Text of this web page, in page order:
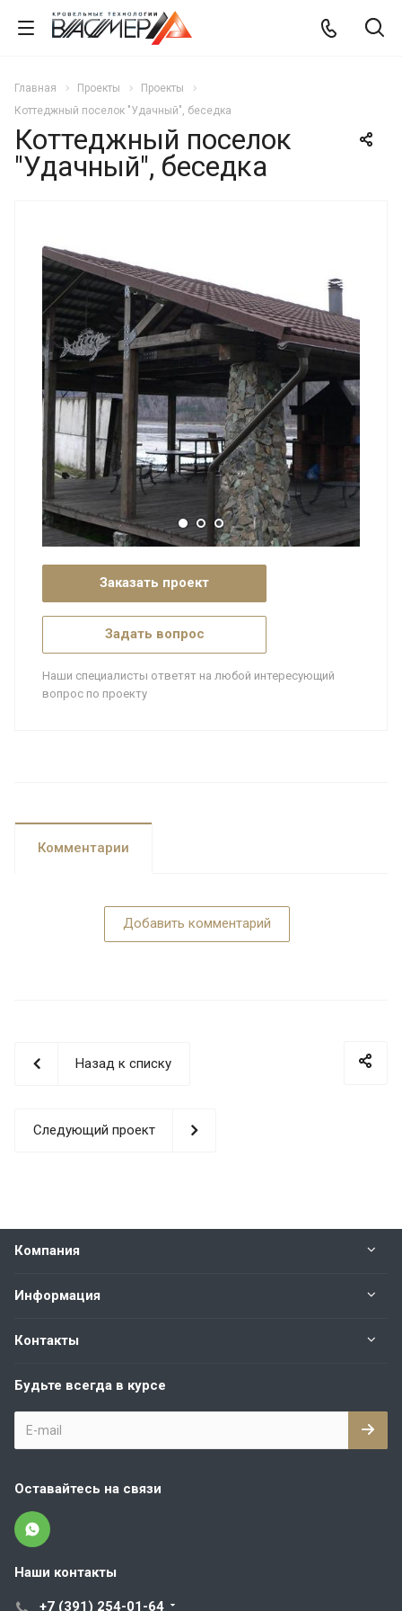
Главная Проекты
Проекты
Коттеджный поселок "Удачный", беседка
Коттеджный поселок
"Удачный", беседка
Заказать проект
Задать вопрос
Наши специалисты ответят на любой интересующий
вопрос по проекту
Комментарии
Добавить комментарий
Назад к списку
Следующий проект
Компания
Информация
Контакты
Будьте всегда в курсе
Оставайтесь на связи
Наши контакты
+7 (391) 254-01-64